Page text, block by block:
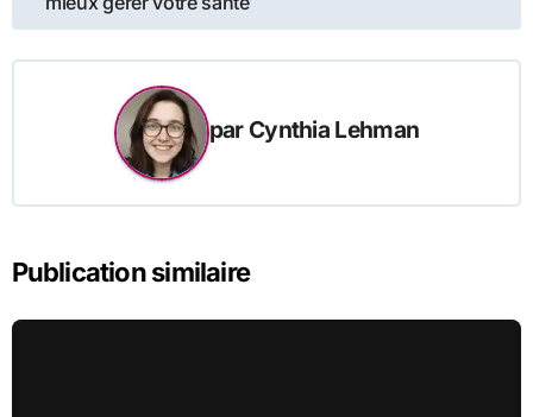
l’article
par Cynthia Lehman
Publication similaire